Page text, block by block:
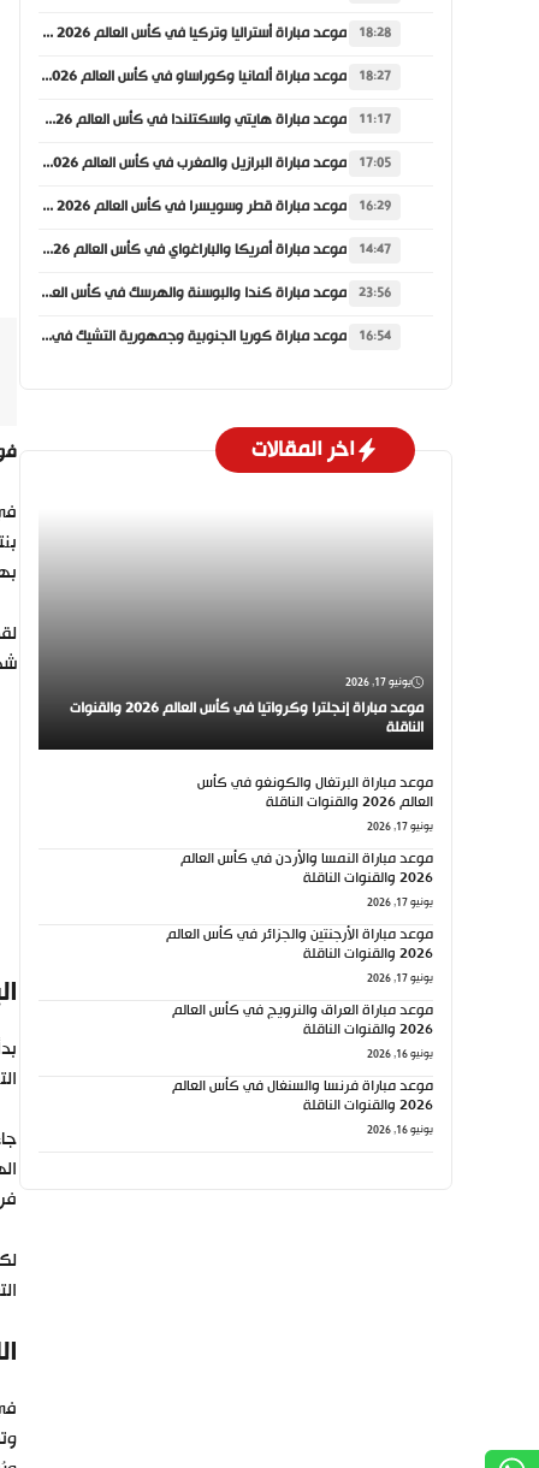
بنتيجة 2-
18:28 موعد مباراة أستراليا وتركيا في كأس العالم 2026 والقنوات الناقلة
18:27 موعد مباراة ألمانيا وكوراساو في كأس العالم 2026 والقنوات الناقلة
11:17 موعد مباراة هايتي واسكتلندا في كأس العالم 2026 والقنوات الناقلة
17:05 موعد مباراة البرازيل والمغرب في كأس العالم 2026 والقنوات الناقلة
16:29 موعد مباراة قطر وسويسرا في كأس العالم 2026 والقنوات الناقلة
14:47 موعد مباراة أمريكا والباراغواي في كأس العالم 2026 والقنوات الناقلة
23:56 موعد مباراة كندا والبوسنة والهرسك في كأس العالم 2026 والقنوات الناقلة
16:54 موعد مباراة كوريا الجنوبية وجمهورية التشيك في كأس العالم 2026 والقنوات الناقلة
اخر المقالات
يونيو 17, 2026
موعد مباراة إنجلترا وكرواتيا في كأس العالم 2026 والقنوات
الناقلة
موعد مباراة البرتغال والكونغو في كأس
العالم 2026 والقنوات الناقلة
يونيو 17, 2026
موعد مباراة النمسا والأردن في كأس العالم
2026 والقنوات الناقلة
يونيو 17, 2026
موعد مباراة الأرجنتين والجزائر في كأس العالم
2026 والقنوات الناقلة
يونيو 17, 2026
موعد مباراة العراق والنرويج في كأس العالم
2026 والقنوات الناقلة
يونيو 16, 2026
موعد مباراة فرنسا والسنغال في كأس العالم
2026 والقنوات الناقلة
يونيو 16, 2026